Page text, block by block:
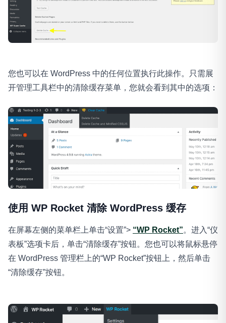
您也可以在 WordPress 中的任何位置执行此操作。只需展
开管理工具栏中的清除缓存菜单，您就会看到其中的选项：
使用 WP Rocket 清除 WordPress 缓存
在屏幕左侧的菜单栏上单击“设置”> “WP Rocket”。进入“仪
表板”选项卡后，单击“清除缓存”按钮。您也可以将鼠标悬停
在 WordPress 管理栏上的“WP Rocket”按钮上，然后单击
“清除缓存”按钮。